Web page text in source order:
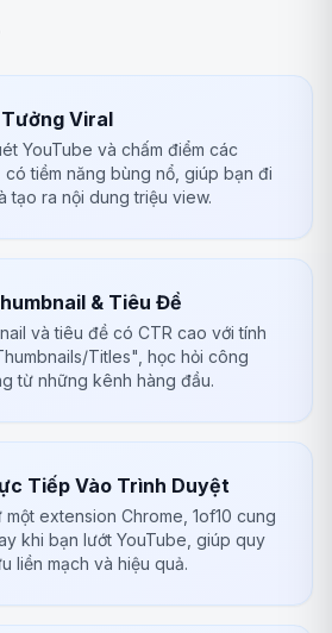
Viral
YouTube và chấm điểm các
tiềm năng bùng nổ, giúp bạn đi
tạo ra nội dung triệu view.
& Tiêu Đề
và tiêu đề có CTR cao với tính
Titles", học hỏi công
từ những kênh hàng đầu.
Tiếp Vào Trình Duyệt
extension Chrome, 1of10 cung
khi bạn lướt YouTube, giúp quy
liền mạch và hiệu quả.